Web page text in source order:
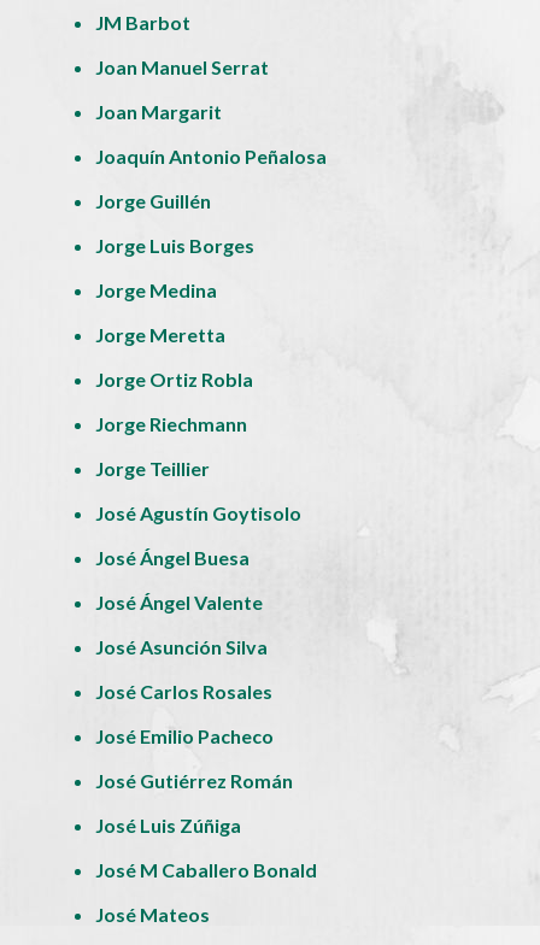
JM Barbot
Joan Manuel Serrat
Joan Margarit
Joaquín Antonio Peñalosa
Jorge Guillén
Jorge Luis Borges
Jorge Medina
Jorge Meretta
Jorge Ortiz Robla
Jorge Riechmann
Jorge Teillier
José Agustín Goytisolo
José Ángel Buesa
José Ángel Valente
José Asunción Silva
José Carlos Rosales
José Emilio Pacheco
José Gutiérrez Román
José Luis Zúñiga
José M Caballero Bonald
José Mateos